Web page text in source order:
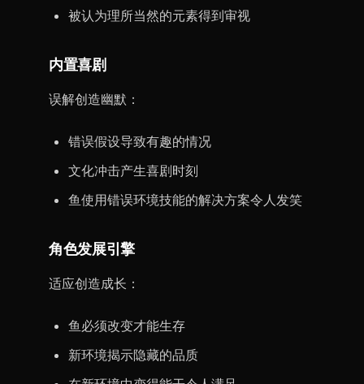
被认为理所当然的元素得到审视
内置喜剧
误解创造幽默：
错误假设导致有趣的情况
文化冲击产生喜剧时刻
鱼使用错误环境技能的解决方案令人发笑
角色发展引擎
适应创造成长：
鱼必须改变才能生存
新环境揭示隐藏的品质